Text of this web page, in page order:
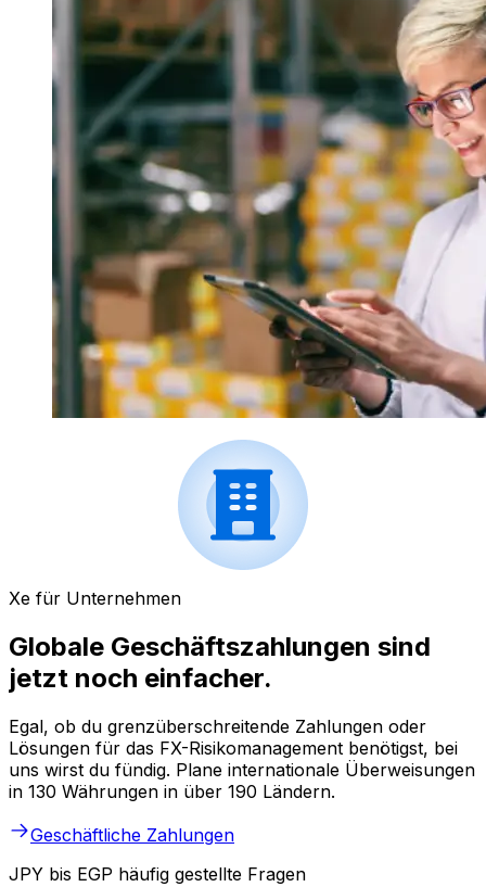
Xe für Unternehmen
Globale Geschäftszahlungen sind
jetzt noch einfacher.
Egal, ob du grenzüberschreitende Zahlungen oder
Lösungen für das FX-Risikomanagement benötigst, bei
uns wirst du fündig. Plane internationale Überweisungen
in 130 Währungen in über 190 Ländern.
Geschäftliche Zahlungen
JPY bis EGP häufig gestellte Fragen